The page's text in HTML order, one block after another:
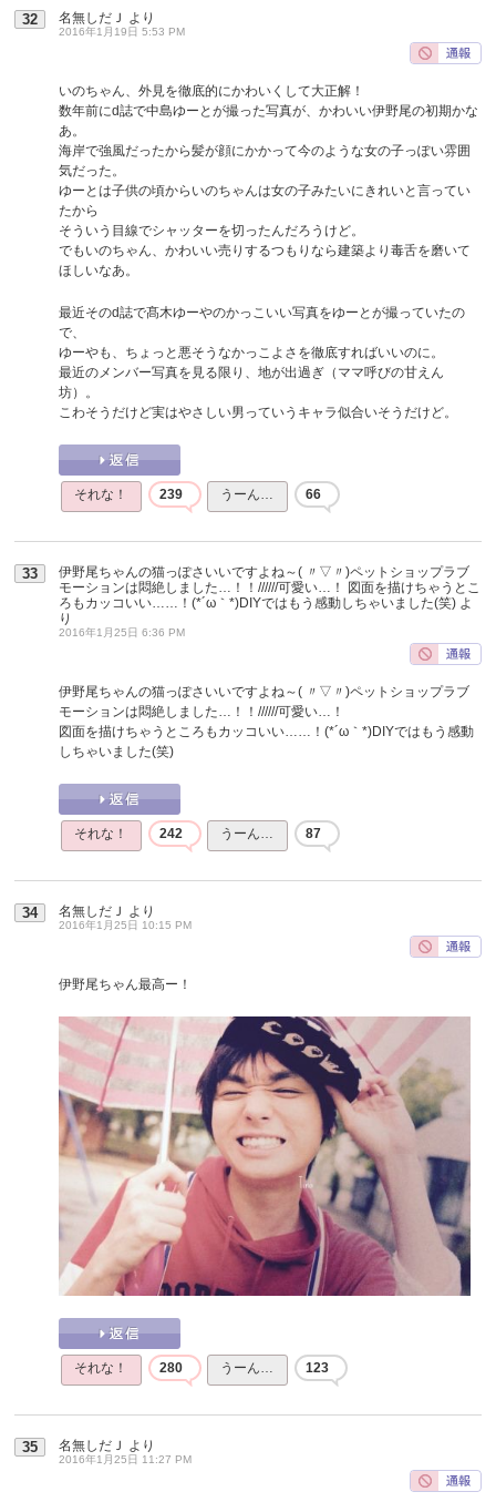
32 名無しだＪ より
2016年1月19日 5:53 PM
いのちゃん、外見を徹底的にかわいくして大正解！
数年前にd誌で中島ゆーとが撮った写真が、かわいい伊野尾の初期かな
あ。
海岸で強風だったから髪が顔にかかって今のような女の子っぽい雰囲
気だった。
ゆーとは子供の頃からいのちゃんは女の子みたいにきれいと言ってい
たから
そういう目線でシャッターを切ったんだろうけど。
でもいのちゃん、かわいい売りするつもりなら建築より毒舌を磨いて
ほしいなあ。
最近そのd誌で髙木ゆーやのかっこいい写真をゆーとが撮っていたの
で、
ゆーやも、ちょっと悪そうなかっこよさを徹底すればいいのに。
最近のメンバー写真を見る限り、地が出過ぎ（ママ呼びの甘えん
坊）。
こわそうだけど実はやさしい男っていうキャラ似合いそうだけど。
それな！ 239 うーん… 66
33
伊野尾ちゃんの猫っぽさいいですよね～( 〃▽〃)ペットショップラブ
モーションは悶絶しました…！！//////可愛い…！ 図面を描けちゃうとこ
ろもカッコいい……！(*´ω｀*)DIYではもう感動しちゃいました(笑) よ
り
2016年1月25日 6:36 PM
伊野尾ちゃんの猫っぽさいいですよね～( 〃▽〃)ペットショップラブ
モーションは悶絶しました…！！//////可愛い…！
図面を描けちゃうところもカッコいい……！(*´ω｀*)DIYではもう感動
しちゃいました(笑)
それな！ 242 うーん… 87
34 名無しだＪ より
2016年1月25日 10:15 PM
伊野尾ちゃん最高ー！
それな！ 280 うーん… 123
35 名無しだＪ より
2016年1月25日 11:27 PM